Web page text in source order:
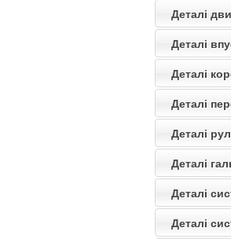
Деталі
Деталі
Деталі
Деталі
Деталі
Деталі
Деталі
Деталі